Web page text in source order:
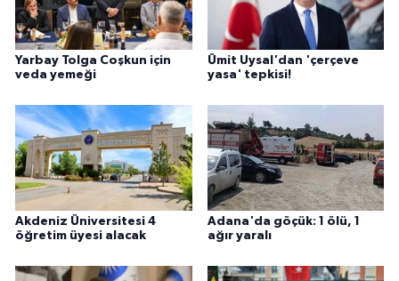
Yarbay Tolga Coşkun için
veda yemeği
Ümit Uysal'dan 'çerçeve
yasa' tepkisi!
Akdeniz Üniversitesi 4
öğretim üyesi alacak
Adana'da göçük: 1 ölü, 1
ağır yaralı